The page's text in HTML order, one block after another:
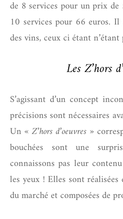
de 8 services pour un prix
10 services pour 66 euros.
des vins, ceux ci étant
LesZ’hors
S’agissant d’un concept
précisions sont nécessaires
Un« Z’hors d’oeuvres »
bouchées sont une
connaissons pas leur
les yeux ! Elles sont
du marché et composées de